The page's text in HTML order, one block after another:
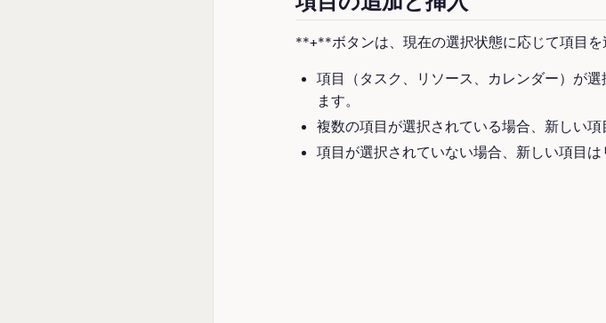
**+**ボタンは、現在の選択状態に応じて項目を
項目（タスク、リソース、カレンダー）が
ます。
複数の項目が選択されている場合、新しい
項目が選択されていない場合、新しい項目は